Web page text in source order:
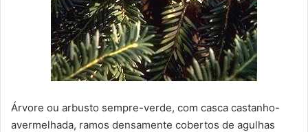
Árvore ou arbusto sempre-verde, com casca castanho-
avermelhada, ramos densamente cobertos de agulhas